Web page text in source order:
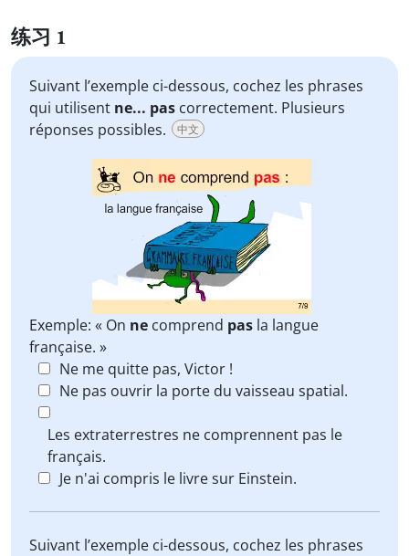
练习 1
Suivant l’exemple ci-dessous, cochez les phrases
qui utilisent ne... pas correctement. Plusieurs
réponses possibles.
中文
Exemple: « On ne comprend pas la langue
française. »
Ne me quitte pas, Victor !
Ne pas ouvrir la porte du vaisseau spatial.
Les extraterrestres ne comprennent pas le
français.
Je n'ai compris le livre sur Einstein.
Suivant l’exemple ci-dessous, cochez les phrases